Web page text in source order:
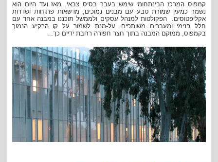
קמפוס המרכז הבינתחומי שימש בעבר בסיס צבאי. מאז ועד היום הוא
נשמר כמעין שמורת טבע עם מבנים נמוכים, מדשאות פתוחות ושדרות
אקליפטוסים. הפקולטות למנהל עסקים ולממשל תוכננו במבנה אחד עם
חלל פנימי ומעברים משותפים. על-מנת לשמור על קו הרקיע הנמוך
בקמפוס, ממוקם המבנה בתוך חצר חפורה רחבת ידיים כך...